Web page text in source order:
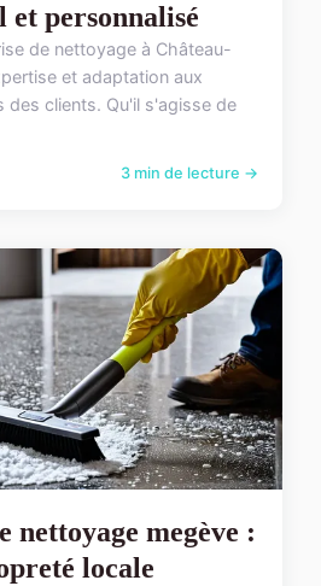
et personnalisé
de nettoyage à Château-
et adaptation aux
des clients. Qu'il s'agisse de
3 min de lecture →
nettoyage megève :
locale